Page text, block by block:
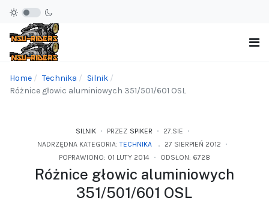
Home Technika
Silnik
Różnice głowic aluminiowych 351/501/601 OSL
SILNIK PRZEZ SPIKER
27.SIE
NADRZĘDNA KATEGORIA:TECHNIKA
27 SIERPIEŃ 2012
POPRAWIONO: 01 LUTY 2014
ODSŁON: 6728
Różnice głowic aluminiowych
351/501/601 OSL